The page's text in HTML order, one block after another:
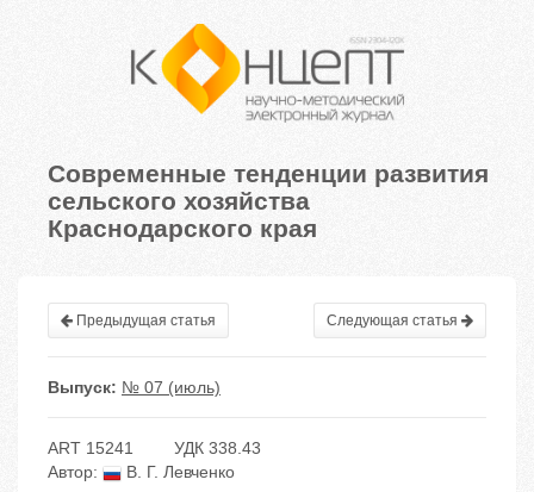
Современные тенденции развития
сельского хозяйства
Краснодарского края
Предыдущая статья Следующая статья
Выпуск: № 07 (июль)
ART 15241
УДК 338.43
Автор:
В. Г. Левченко